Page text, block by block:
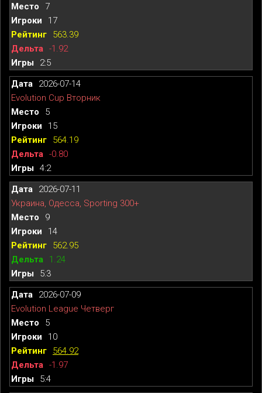
7
17
563.39
-1.92
2:5
2026-07-14
Evolution Cup Вторник
5
15
564.19
-0.80
4:2
2026-07-11
Украина, Одесса, Sporting 300+
9
14
562.95
1.24
5:3
2026-07-09
Evolution League Четверг
5
10
564.92
-1.97
5:4